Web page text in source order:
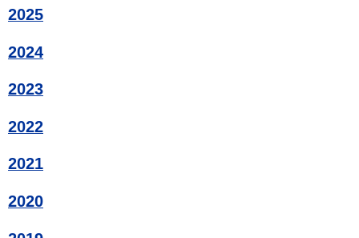
2025
2024
2023
2022
2021
2020